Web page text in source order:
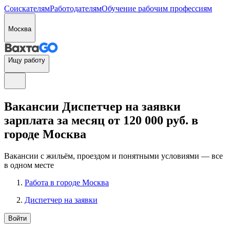
СоискателямРаботодателямОбучение рабочим профессиям
Москва
Ищу работу
Вакансии Диспетчер на заявки
зарплата за месяц от 120 000 руб. в
городе Москва
Вакансии с жильём, проездом и понятными условиями — все
в одном месте
Работа в городе Москва
Диспетчер на заявки
Войти